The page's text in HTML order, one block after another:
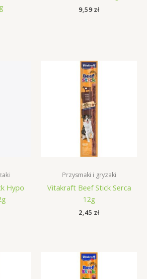
9,59 zł
Hypo
Przysmaki i gryzaki
Vitakraft Beef Stick Serca
12g
2,45 zł